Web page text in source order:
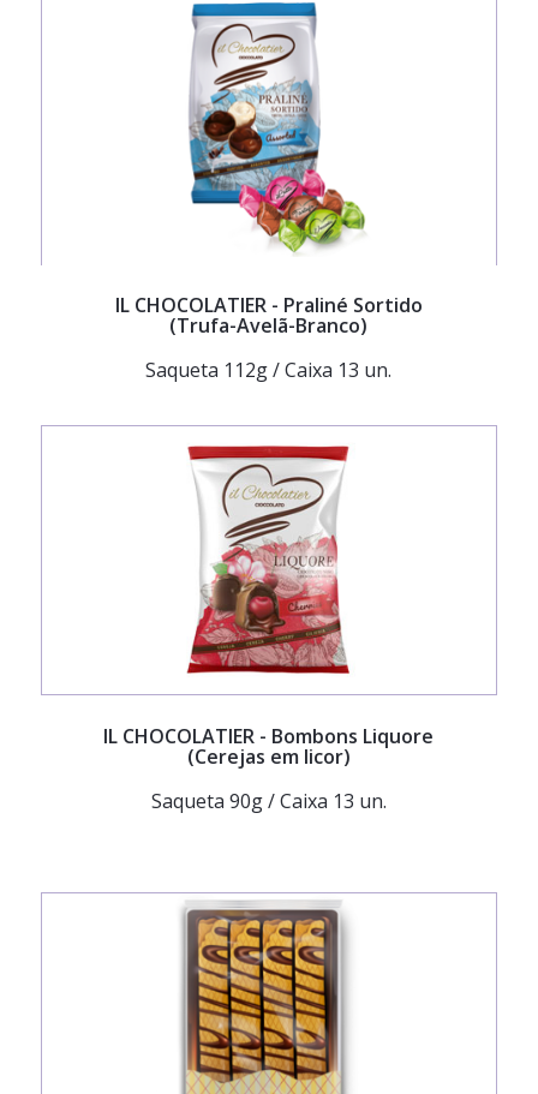
IL CHOCOLATIER- Praliné Sortido
(Trufa-Avelã-Branco)
Saqueta 112g / Caixa 13 un.
IL CHOCOLATIER - Bombons Liquore
(Cerejas em licor)
Saqueta 90g / Caixa 13 un.